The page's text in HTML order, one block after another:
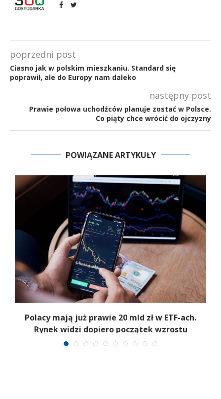
poprzedni post
Ciasno jak w polskim mieszkaniu. Standard się
poprawił, ale do Europy nam daleko
następny post
Prawie połowa uchodźców planuje zostać w Polsce.
Co piąty chce wrócić do ojczyzny
POWIĄZANE ARTYKUŁY
Polacy mają już prawie 20 mld zł w ETF-ach.
Rynek widzi dopiero początek wzrostu